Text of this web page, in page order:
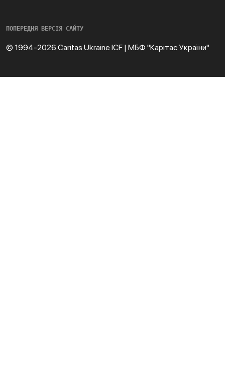
ПОПЕРЕДНЯ ВЕРСІЯ САЙТУ
© 1994-2026 Caritas Ukraine ICF | МБФ "Карітас України"